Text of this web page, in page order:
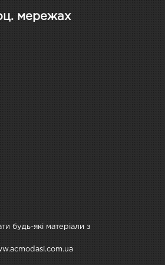
мережах
будь-які матеріали з